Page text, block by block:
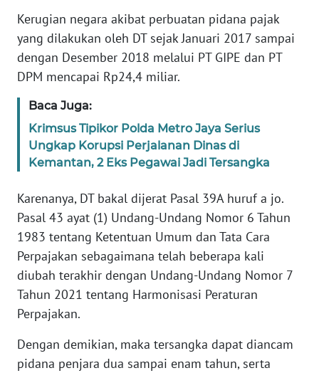
Kerugian negara akibat perbuatan pidana pajak
yang dilakukan oleh DT sejak Januari 2017 sampai
dengan Desember 2018 melalui PT GIPE dan PT
DPM mencapai Rp24,4 miliar.
Baca Juga:
Krimsus Tipikor Polda Metro Jaya Serius
Ungkap Korupsi Perjalanan Dinas di
Kemantan, 2 Eks Pegawai Jadi Tersangka
Karenanya, DT bakal dijerat Pasal 39A huruf a jo.
Pasal 43 ayat (1) Undang-Undang Nomor 6 Tahun
1983 tentang Ketentuan Umum dan Tata Cara
Perpajakan sebagaimana telah beberapa kali
diubah terakhir dengan Undang-Undang Nomor 7
Tahun 2021 tentang Harmonisasi Peraturan
Perpajakan.
Dengan demikian, maka tersangka dapat diancam
pidana penjara dua sampai enam tahun, serta
Wahana
News
Regional
WN
WN
JAKARTA
JABAR
WN
BANTEN
WN
NTT
WN
KEPRI